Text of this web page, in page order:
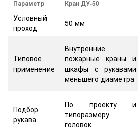
Параметр Кран ДУ-50
Условный
проход
50 мм
Типовое
применение
Внутренние
пожарные краны и
шкафы с рукавами
меньшего диаметра
Подбор
рукава
По проекту и
типоразмеру
головок